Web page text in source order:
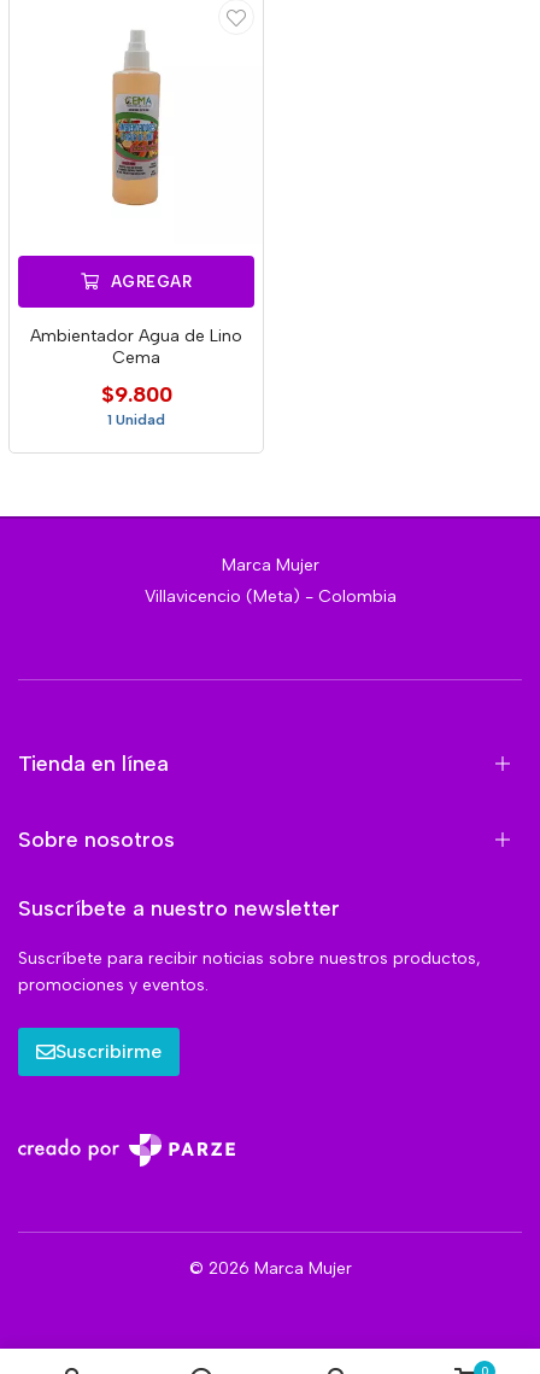
AGREGAR
Ambientador Agua de Lino
Cema
$9.800
1 Unidad
Marca Mujer
Villavicencio (Meta) - Colombia
Tienda en línea
Sobre nosotros
Suscríbete a nuestro newsletter
Suscríbete para recibir noticias sobre nuestros productos,
promociones y eventos.
Suscribirme
© 2026 Marca Mujer
0